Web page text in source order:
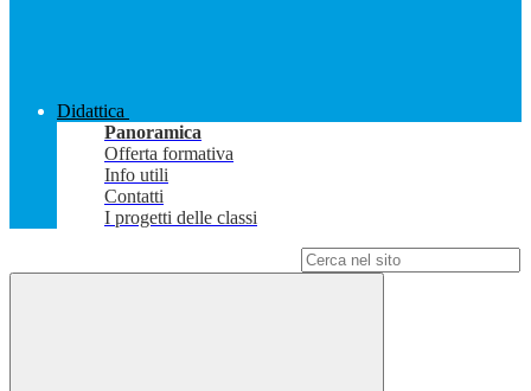
Didattica
Panoramica
Offerta formativa
Info utili
Contatti
I progetti delle classi